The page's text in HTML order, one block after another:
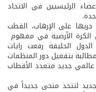
الرئيسيين في الاتحاد
على الإرهاب، القطب
الكرة الأرضية في مفهوم
الحليفة رفعت رايات
بتفعيل دور المنظمات
جديد متعدد الأقطاب
لتتخذ منحى جديداً في